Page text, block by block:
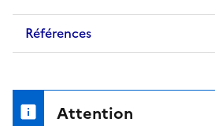
Références
Attention